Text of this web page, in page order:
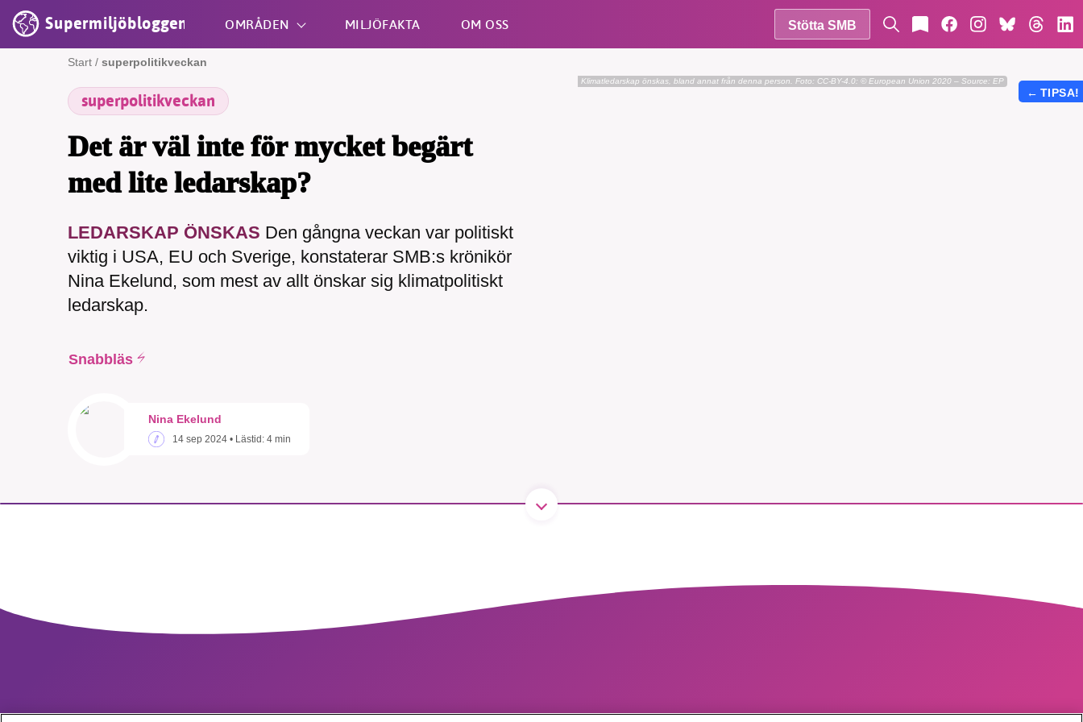
Supermiljöbloggen OMRÅDEN MILJÖFAKTA OM OSS Stötta SMB
Shift + S
Start / superpolitikveckan
superpolitikveckan
Det är väl inte för mycket begärt
med lite ledarskap?
LEDARSKAP ÖNSKAS Den gångna veckan var politiskt
viktig i USA, EU och Sverige, konstaterar SMB:s krönikör
Nina Ekelund, som mest av allt önskar sig klimatpolitiskt
ledarskap.
Snabbläs
Nina Ekelund
14 sep 2024 • Lästid: 4 min
Klimatledarskap önskas, bland annat från denna person. Foto: CC-BY-4.0: © European Union 2020 – Source: EP
← TIPSA!
nyhetsbevakning och granskningar. Nu vill vi utveckla vårt
1231368703